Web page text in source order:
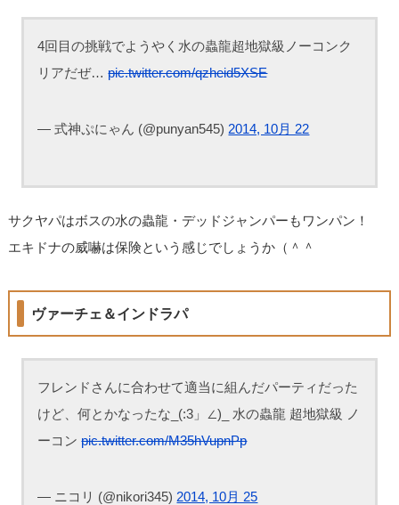
4回目の挑戦でようやく水の蟲龍超地獄級ノーコンク
リアだぜ…pic.twitter.com/qzheid5XSE
— 式神ぷにゃん (@punyan545) 2014, 10月 22
サクヤパはボスの水の蟲龍・デッドジャンパーもワンパン！
エキドナの威嚇は保険という感じでしょうか（＾＾
ヴァーチェ＆インドラパ
フレンドさんに合わせて適当に組んだパーティだった
けど、何とかなったな_(:3」∠)_ 水の蟲龍 超地獄級 ノ
ーコンpic.twitter.com/M35hVupnPp
— ニコリ (@nikori345) 2014, 10月 25